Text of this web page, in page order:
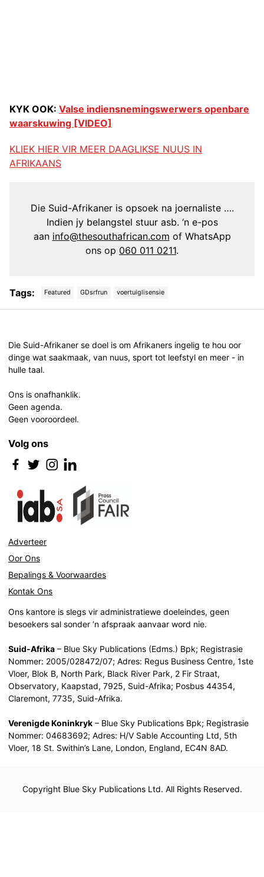
KYK OOK: Valse indiensnemingswerwers openbare
waarskuwing [VIDEO]
KLIEK HIER VIR MEER DAAGLIKSE NUUS IN
AFRIKAANS
Die Suid-Afrikaner is opsoek na joernaliste ….
Indien jy belangstel stuur asb. ‘n e-pos
aan info@thesouthafrican.com of WhatsApp
ons op 060 011 0211.
Tags: Featured GDsrfrun voertuiglisensie
Die Suid-Afrikaner se doel is om Afrikaners ingelig te hou oor
dinge wat saakmaak, van nuus, sport tot leefstyl en meer - in
hulle taal.
Ons is onafhanklik.
Geen agenda.
Geen vooroordeel.
Volg ons
Adverteer
Oor Ons
Bepalings & Voorwaardes
Kontak Ons
Ons kantore is slegs vir administratiewe doeleindes, geen
besoekers sal sonder ‘n afspraak aanvaar word nie.
Suid-Afrika – Blue Sky Publications (Edms.) Bpk; Registrasie
Nommer: 2005/028472/07; Adres: Regus Business Centre, 1ste
Vloer, Blok B, North Park, Black River Park, 2 Fir Straat,
Observatory, Kaapstad, 7925, Suid-Afrika; Posbus 44354,
Claremont, 7735, Suid-Afrika.
Verenigde Koninkryk – Blue Sky Publications Bpk; Registrasie
Nommer: 04683692; Adres: H/V Sable Accounting Ltd, 5th
Vloer, 18 St. Swithin’s Lane, London, England, EC4N 8AD.
Copyright Blue Sky Publications Ltd. All Rights Reserved.